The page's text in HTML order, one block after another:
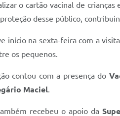
o cartão vacinal de
desse público,
início na sexta-feira com a
os pequenos.
contou com a presença do
Maciel.
recebeu o apoio da